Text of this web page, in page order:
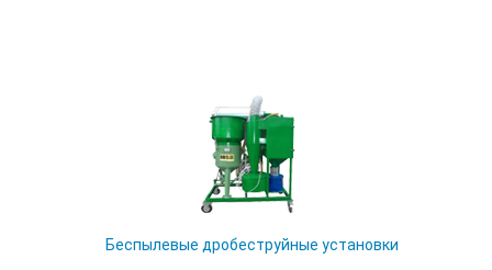
Беспылевые дробеструйные установки